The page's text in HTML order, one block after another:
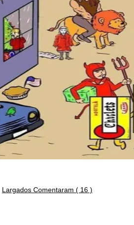
Largados Comentaram ( 16 )